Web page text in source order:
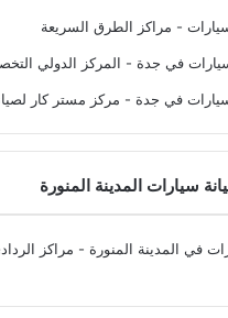
- مراكز الطرق السريعة
في جدة - المركز الدولي
في جدة - مركز مستر كار
سيارات المدينة المنورة
في المدينة المنورة - مراكز